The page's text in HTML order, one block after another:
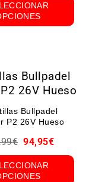
Bullpadel
P2 26V Hueso
€ 94,95€